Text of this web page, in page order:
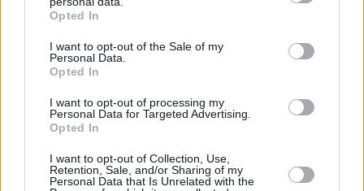
grant or deny consent to Google and its third-party tags to
use your data for below specified purposes in below Google
consent section.
Opted In
I want to opt-out of the Sale of my
Personal Data.
Opted In
I want to opt-out of processing my
Personal Data for Targeted Advertising.
Opted In
I want to opt-out of Collection, Use,
Retention, Sale, and/or Sharing of my
Personal Data that Is Unrelated with the
Θρήνος για τον Μέσι: Πέθανε στα 68 του χρόνια ο
ατζέντης του μέχρι την τελευταία στιγμή
Συνέντευξη ποταμός του Χάντερ
Μπάιντεν: Ο πατέρας μου έχει
μεταστάσεις στα οστά - Έπινα 4 λίτρα
08.08.2026, 14:25 32